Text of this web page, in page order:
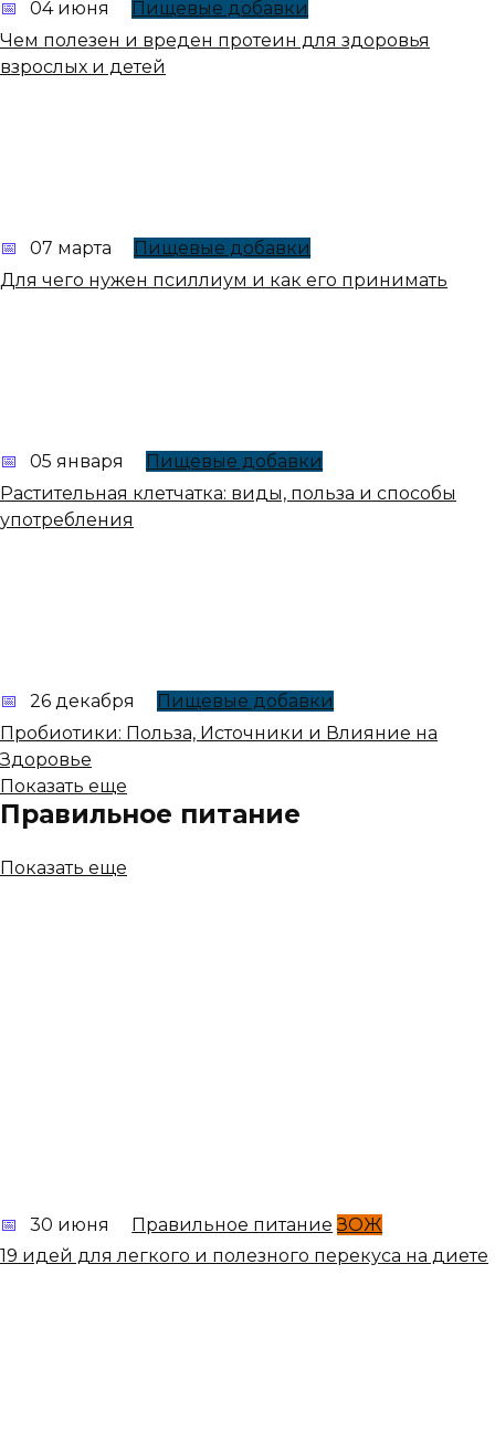
04 июня
Пищевые добавки
Чем полезен и вреден протеин для здоровья
взрослых и детей
07 марта
Пищевые добавки
Для чего нужен псиллиум и как его принимать
05 января
Пищевые добавки
Растительная клетчатка: виды, польза и способы
употребления
26 декабря
Пищевые добавки
Пробиотики: Польза, Источники и Влияние на
Здоровье
Показать еще
Правильное питание
Показать еще
30 июня Правильное питание ЗОЖ
19 идей для легкого и полезного перекуса на диете